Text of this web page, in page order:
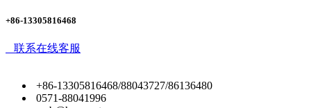
+86-13305816468
联系在线客服
+86-13305816468/88043727/86136480
0571-88041996